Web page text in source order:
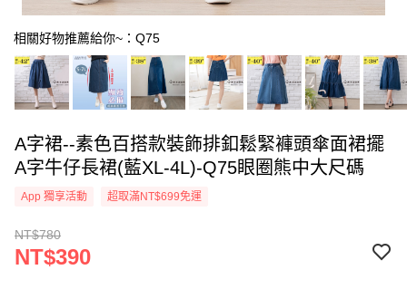
相關好物推薦給你~：Q75
A字裙--素色百搭款裝飾排釦鬆緊褲頭傘面裙擺
A字牛仔長裙(藍XL-4L)-Q75眼圈熊中大尺碼
App 獨享活動 超取滿NT$699免運
NT$780
NT$390